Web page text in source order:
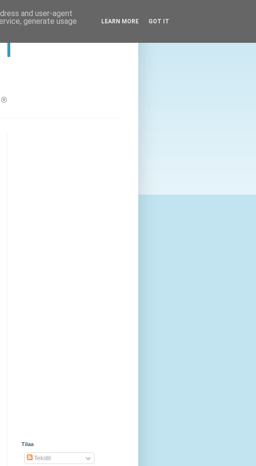
®
Tilaa
Tekstit
and user-agent
generate usage
LEARN MORE GOT IT